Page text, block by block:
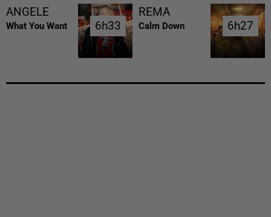
ANGELE
What You Want 6h33
6h33
REMA
Calm Down 6h27
6h27